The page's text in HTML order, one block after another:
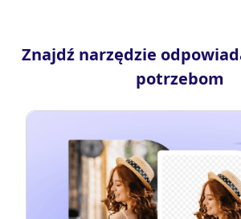
Znajdź narzędzie
potrzebom